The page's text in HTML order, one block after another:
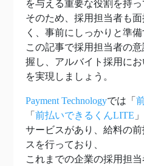
を与える重要な役割を持っ
そのため、採用担当者も
く、事前にしっかりと準
この記事で採用担当者の
握し、アルバイト採用に
を実現しましょう。
Payment Technologyでは「
「 前払いできるくんLITE
サービスがあり、給料の
スを行っており、
これまでの企業の採用担